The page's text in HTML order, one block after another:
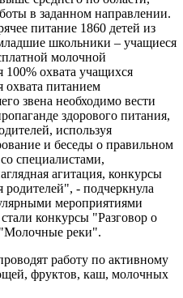
в заданном направлении.
питание 1860 детей из
школьники – учащиеся
молочной
охвата учащихся
охвата питанием
звена необходимо вести
здорового питания,
используя
и беседы о правильном
специалистами,
агитация, конкурсы
родителей", - подчеркнула
мероприятиями
конкурсы "Разговор о
реки".
работу по активному
фруктов, каш, молочных